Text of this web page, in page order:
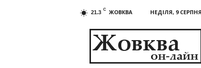
21.3 C ЖОВКВА НЕДІЛЯ, 9
актуальні